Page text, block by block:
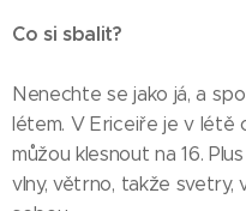
Co si sbalit?
Nenechte se jako já, a
létem. V Ericeiře je v létě
můžou klesnout na 16.
vlny, větrno, takže